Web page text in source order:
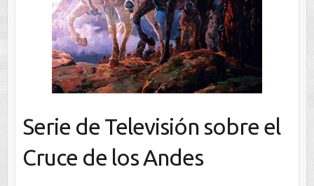
Serie de Televisión sobre el
Cruce de los Andes